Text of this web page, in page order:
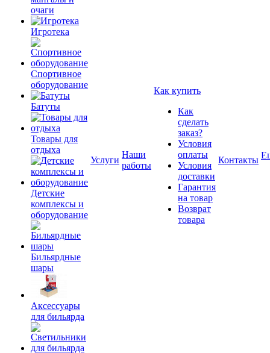
очаги
Игротека
Спортивное
оборудование
Батуты
Товары для
отдыха
Детские
комплексы и
оборудование
Бильярдные
шары
Аксессуары
для бильярда
Услуги
Наши
работы
Как купить
Как
сделать
заказ?
Условия
оплаты
Условия
доставки
Гарантия
на товар
Возврат
товара
Контакты